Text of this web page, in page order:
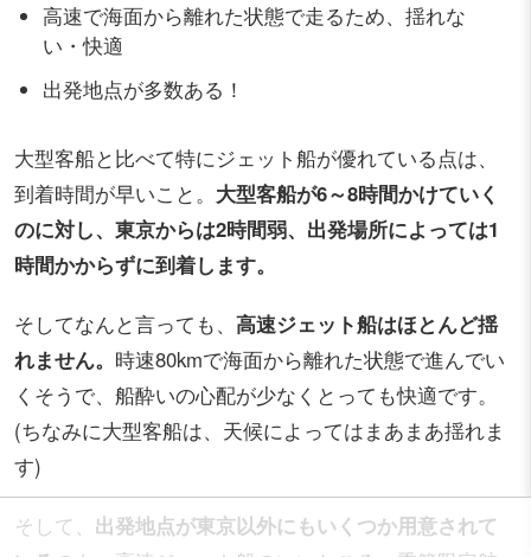
高速で海面から離れた状態で走るため、揺れな
い・快適
出発地点が多数ある！
大型客船と比べて特にジェット船が優れている点は、
到着時間が早いこと。 大型客船が6～8時間かけていく
のに対し、東京からは2時間弱、出発場所によっては1
時間かからずに到着します。
そしてなんと言っても、 高速ジェット船はほとんど揺
れません。 時速80kmで海面から離れた状態で進んでい
くそうで、船酔いの心配が少なくとっても快適です。
(ちなみに大型客船は、天候によってはまあまあ揺れま
す)
そして、 出発地点が東京以外にもいくつか用意されて